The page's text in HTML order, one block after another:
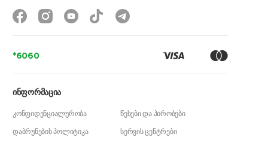
*6060
ინფორმაცია
კონფიდენციალურობა
წესები და პირობები
დაბრუნების პოლიტიკა
სერვის ცენტრები